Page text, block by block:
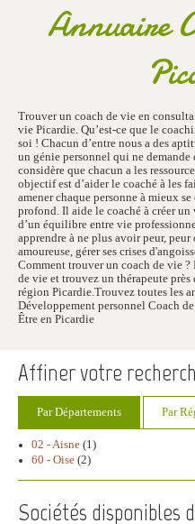
Annuaire
Trouver un coach de vie en
vie Picardie. Qu’est-ce que le
soi ! Chacun d’entre nous a des
un génie personnel qui ne
considère que chacun a les
objectif est d’aider le coaché à les
amener chaque personne à mieux
profond. Il aide le coaché à créer
d’un équilibre entre vie
apprendre à ne plus avoir peur, peur
amoureuse, gérer ses crises
Comment trouver un coach de vie ?
de vie et trouvez un thérapeute
région Picardie.Trouvez toutes les
Développement personnel Coach
Être en Picardie
Affiner votre
Par Départements Par
02 - Aisne (1)
60 - Oise (2)
Sociétés disponibles